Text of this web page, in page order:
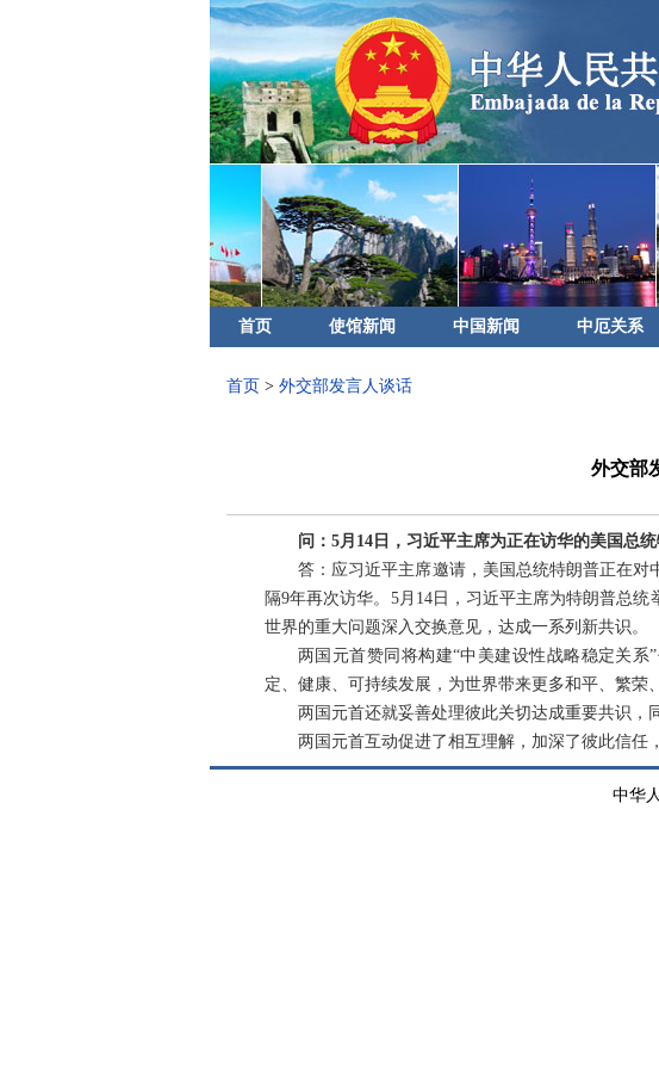
首页 使馆新闻 中国新闻 中厄关系
首页 > 外交部发言人谈话
外交部
问：5月14日，习近平主席为正在访华的美国总
答：应习近平主席邀请，美国总统特朗普正在
隔9年再次访华。5月14日，习近平主席为特朗普总
世界的重大问题深入交换意见，达成一系列新共识。
两国元首赞同将构建“中美建设性战略稳定关
定、健康、可持续发展，为世界带来更多和平、繁荣
两国元首还就妥善处理彼此关切达成重要共识，
两国元首互动促进了相互理解，加深了彼此信任
中华